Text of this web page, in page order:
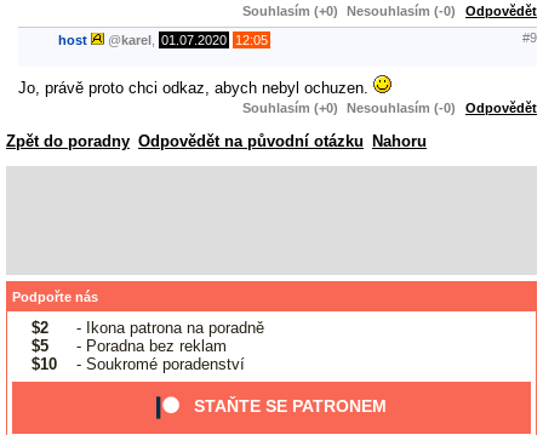
Souhlasím (+0) Nesouhlasím (-0) Odpovědět
host @ karel 01.07.2020 12:05 #9
Jo, právě proto chci odkaz, abych nebyl ochuzen.
Souhlasím (+0) Nesouhlasím (-0) Odpovědět
Zpět do poradny Odpovědět na původní otázku Nahoru
Podpořte nás
$2
- Ikona patrona na poradně
$5
- Poradna bez reklam
$10
- Soukromé poradenství
STAŇTE SE PATRONEM